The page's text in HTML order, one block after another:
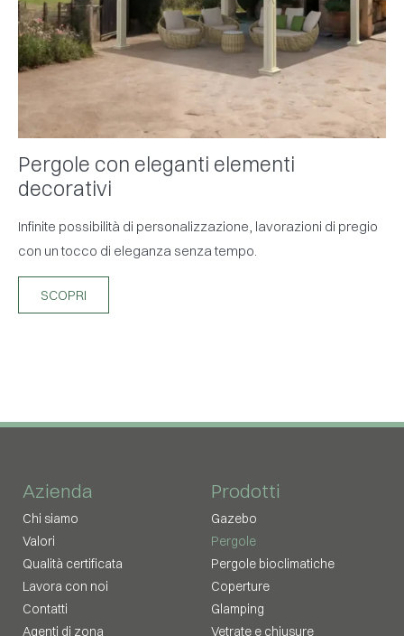
Pergole con eleganti elementi
decorativi
Infinite possibilità di personalizzazione, lavorazioni di pregio
con un tocco di eleganza senza tempo.
SCOPRI
Azienda
Chi siamo
Valori
Qualità certificata
Lavora con noi
Contatti
Agenti di zona
Prodotti
Gazebo
Pergole
Pergole bioclimatiche
Coperture
Glamping
Vetrate e chiusure